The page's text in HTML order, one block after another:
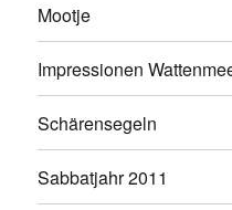
Mootje
Impressionen
Schärensegeln
Sabbatjahr 2011